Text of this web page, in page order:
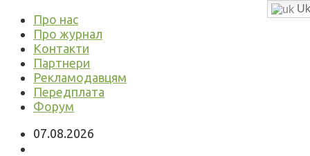
Про нас
Про журнал
Контакти
Партнери
Рекламодавцям
Передплата
Форум
07.08.2026